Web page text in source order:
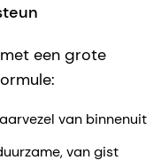
een grote
van binnenuit
van gist